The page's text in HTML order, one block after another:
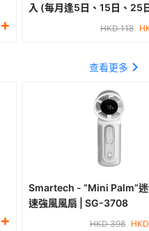
+
入 (每月逢5日、15日、25
最快約 10~15 個工作天到
HKD 118
查看更多
+
Smartech - “Mini Palm”
速強風風扇 | SG-3708
HKD 398 HKD